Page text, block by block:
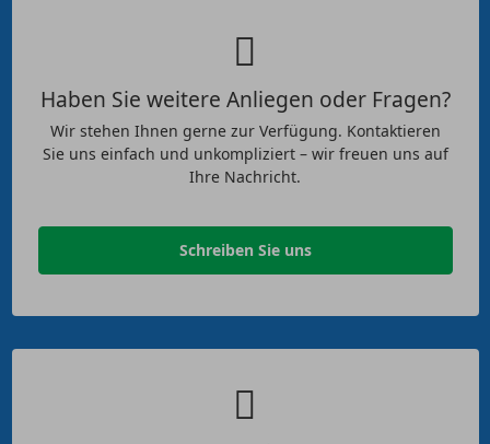
Haben Sie weitere Anliegen oder Fragen?
Wir stehen Ihnen gerne zur Verfügung. Kontaktieren
Sie uns einfach und unkompliziert – wir freuen uns auf
Ihre Nachricht.
Schreiben Sie uns